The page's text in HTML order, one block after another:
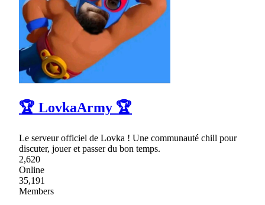
🏆 LovkaArmy 🏆
Le serveur officiel de Lovka ! Une communauté chill pour
discuter, jouer et passer du bon temps.
2,620
Online
35,191
Members